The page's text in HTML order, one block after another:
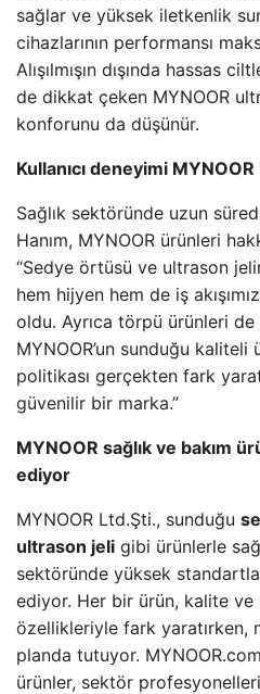
sağlar ve yüksek iletkenlik
cihazlarının performansı
Alışılmışın dışında hassas
de dikkat çeken MYNOOR
konforunu da düşünür.
Kullanıcı deneyimi
Sağlık sektöründe uzun
Hanım, MYNOOR ürünleri
“Sedye örtüsü ve ultrason
hem hijyen hem de iş
oldu. Ayrıca törpü ürünleri de
MYNOOR’un sunduğu
politikası gerçekten fark
güvenilir bir marka.”
MYNOOR sağlık ve bakım
ediyor
MYNOOR Ltd.Şti., sunduğu
ultrason jeli gibi ürünlerle
sektöründe yüksek
ediyor. Her bir ürün, kalite ve
özellikleriyle fark yaratırken,
planda tutuyor.
ürünler, sektör